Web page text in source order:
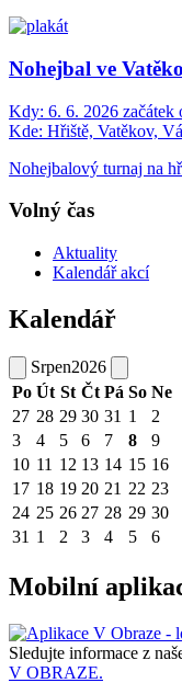
Nohejbal ve
Kdy: 6. 6. 2026 začátek
Kde: Hřiště, Vatěkov,
Nohejbalový turnaj na
Volný čas
Aktuality
Kalendář akcí
Kalendář
Srpen2026
Po Út St Čt Pá So Ne
27 28 29 30 31 1
2
3
4 5 6 7 8
9
10 11 12 13 14 15 16
17 18 19 20 21 22 23
24 25 26 27 28 29 30
31 1 2 3 4 5 6
Mobilní
Sledujte informace z
V OBRAZE.